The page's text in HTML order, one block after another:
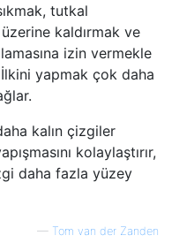
tutkal
kaldırmak ve
izin vermekle
yapmak çok daha
kalın çizgiler
kolaylaştırır,
daha fazla yüzey
— Tom van der Zanden